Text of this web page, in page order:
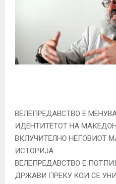
ВЕЛЕПРЕДАВСТВО Е
ИДЕНТИТЕТОТ НА
ВКЛУЧИТЕЛНО НЕГОВИОТ
ИСТОРИЈА.
ВЕЛЕПРЕДАВСТВО Е
ДРЖАВИ ПРЕКУ КОИ СЕ